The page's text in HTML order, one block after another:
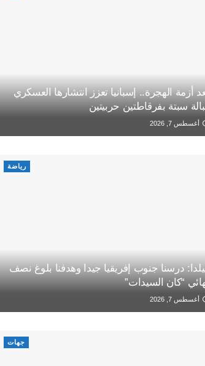
أزمة الهجرة.. إسبانيا تعزز انتشارها العسكري
سبتة بفرقاطتين حربيتين
أغسطس 7, 2026
رياضة
درسنا جنوب إفريقيا جيدا وهدفنا بلوغ نصف
“كان السيدات”
أغسطس 7, 2026
جهات